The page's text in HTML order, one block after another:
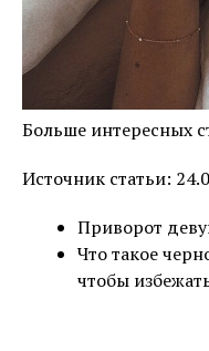
Больше интересных
Источник статьи:
Приворот
Что такое
чтобы